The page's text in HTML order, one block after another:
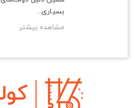
بسیاری...
مشاهده بیشتر